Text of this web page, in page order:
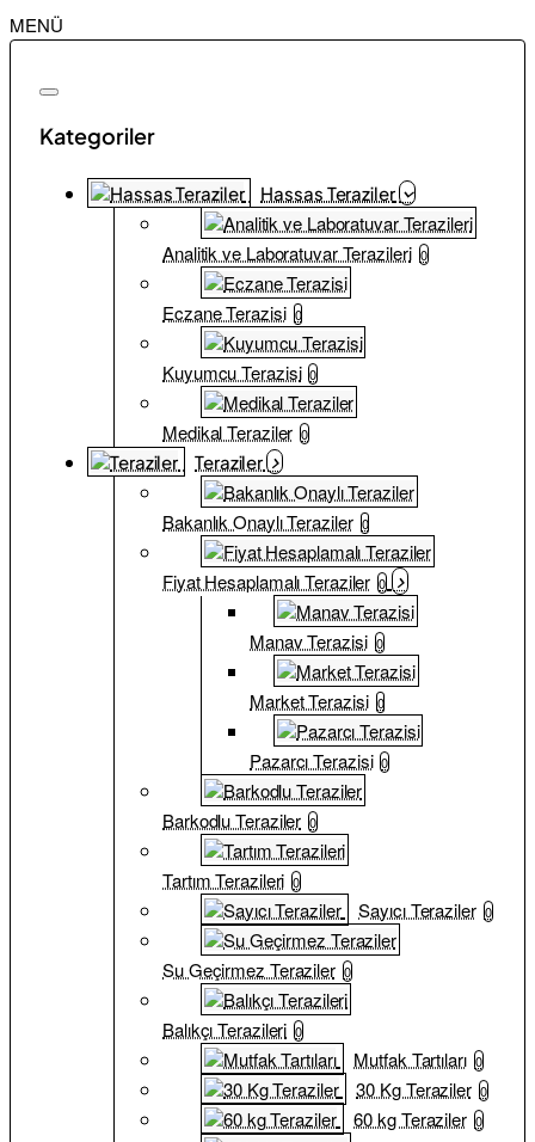
MENÜ
Kategoriler
Hassas Teraziler
Analitik ve Laboratuvar Terazileri 0
Eczane Terazisi 0
Kuyumcu Terazisi 0
Medikal Teraziler 0
Teraziler
Bakanlık Onaylı Teraziler 0
Fiyat Hesaplamalı Teraziler 0
Manav Terazisi 0
Market Terazisi 0
Pazarcı Terazisi 0
Barkodlu Teraziler 0
Tartım Terazileri 0
Sayıcı Teraziler 0
Su Geçirmez Teraziler 0
Balıkçı Terazileri 0
Mutfak Tartıları 0
30 Kg Teraziler 0
60 kg Teraziler 0